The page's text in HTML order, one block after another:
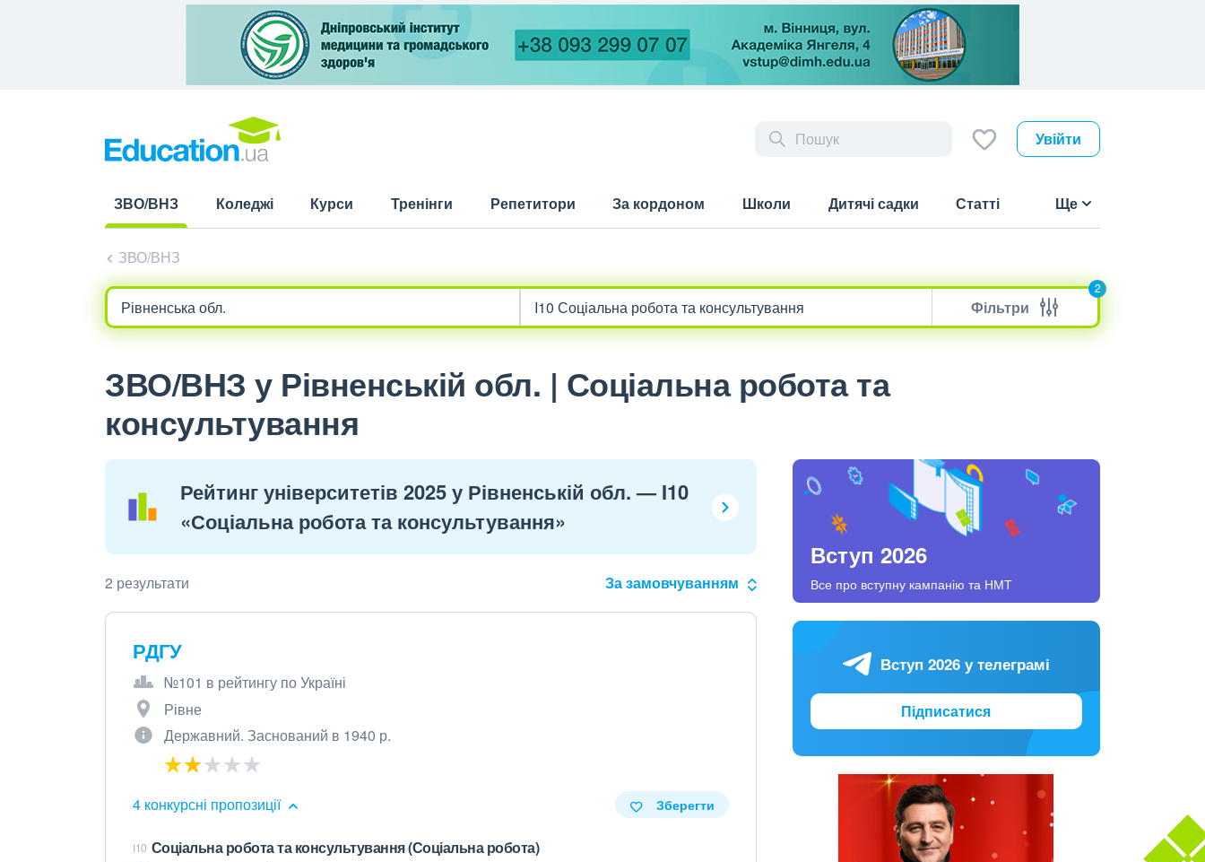
Увійти
ЗВО/ВНЗ
Коледжі Курси Тренінги Репетитори За кордоном Школи Дитячі садки Статті Ще
ЗВО/ВНЗ
Фільтри
2
ЗВО/ВНЗ у Рівненській обл. | Соціальна робота та
консультування
Рейтинг університетів 2025 у Рівненській обл. — I10
«Соціальна робота та консультування»
2 результати За замовчуванням
РДГУ
№101 в рейтингу по Україні
Рівне
Державний. Заснований в 1940 р.
4 конкурсні пропозиції Зберегти
I10 Соціальна робота та консультування (Соціальна робота)
Вступ 2026
Все про вступну кампанію та НМТ
Вступ 2026 у телеграмі
Підписатися